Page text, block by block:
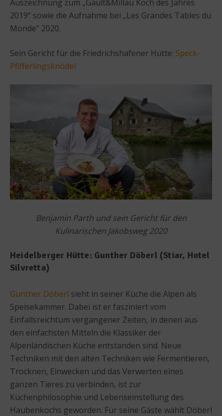
Auszeichnung zum „Gault&Millau Koch des Jahres
2019“ sowie die Aufnahme bei „Les Grandes Tables du
Monde“ 2020.
Sein Gericht für die Friedrichshafener Hütte: Speck-
Pfifferlingsknödel
Benjamin Parth und sein Gericht für den
Kulinarischen Jakobsweg 2020
Heidelberger Hütte: Gunther Döberl (Stiar, Hotel
Silvretta)
Gunther Döberl sieht in seiner Küche die Alpen als
Speisekammer. Dabei ist er fasziniert vom
Einfallsreichtum vergangener Zeiten, in denen aus
den einfachsten Mitteln die Klassiker der
Alpenländischen Küche entstanden sind. Neue
Techniken mit den alten Techniken wie Fermentieren,
Trocknen, Einwecken und das Verwerten eines
ganzen Tieres zu verbinden, ist zur
Küchenphilosophie und Lebenseinstellung des
Haubenkochs geworden. Für seine Gäste wählt Döberl